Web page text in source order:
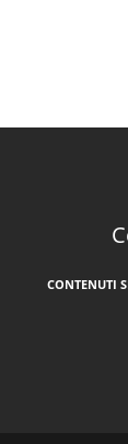
CONTENUTI